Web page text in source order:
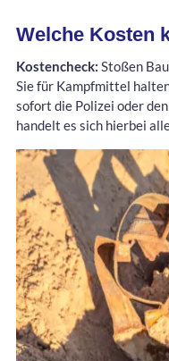
Welche Kosten
Kostencheck: Stoßen
Sie für Kampfmittel
sofort die Polizei oder
handelt es sich hierbei